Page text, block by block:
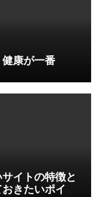
康が一番
イトの特徴と
きたいポイン